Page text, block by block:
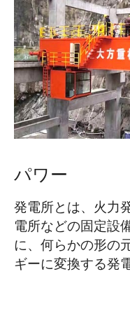
パワー
発電所とは、火力
電所などの固定設
に、何らかの形の
ギーに変換する発
Dansk
Norsk
O‘zbekcha